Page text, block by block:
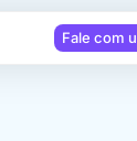
Fale com